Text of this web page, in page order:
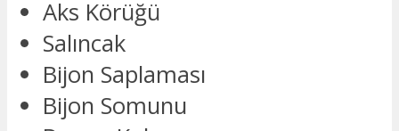
Aks Körüğü
Salıncak
Bijon Saplaması
Bijon Somunu